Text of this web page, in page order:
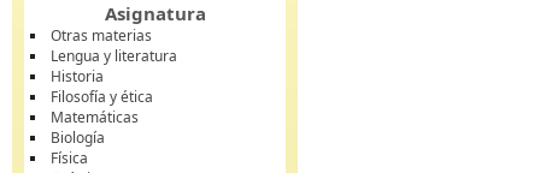
Asignatura
Otras materias
Lengua y literatura
Historia
Filosofía y ética
Matemáticas
Biología
Física